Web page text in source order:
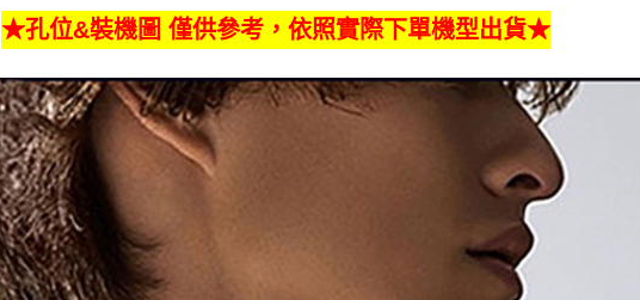
★孔位&裝機圖 僅供參考，依照實際下單機型出貨★